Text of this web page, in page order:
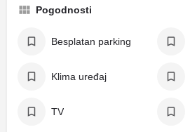
Pogodnosti
Besplatan parking
Klima uređaj
TV